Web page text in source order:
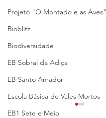
Projeto "O Montado e as Aves"
Bioblitz
Biodiversidade
EB Sobral da Adiça
EB Santo Amador
Escola Básica de Vales Mortos
EB1 Sete e Meio